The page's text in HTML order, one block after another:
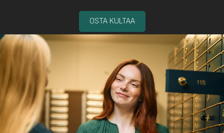
OSTA KULTAA